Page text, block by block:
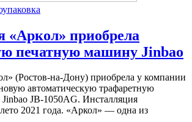
«Аркол» приобрела
печатную машину Jinbao
(Ростов-на-Дону) приобрела у компании
автоматическую трафаретную
JB-1050AG. Инсталляция
2021 года. «Аркол» — одна из